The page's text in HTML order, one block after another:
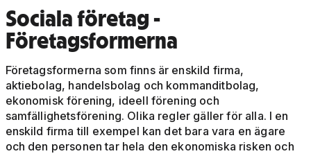
Sociala företag -
Företagsformerna
Företagsformerna som finns är enskild firma,
aktiebolag, handelsbolag och kommanditbolag,
ekonomisk förening, ideell förening och
samfällighetsförening. Olika regler gäller för alla. I en
enskild firma till exempel kan det bara vara en ägare
och den personen tar hela den ekonomiska risken och